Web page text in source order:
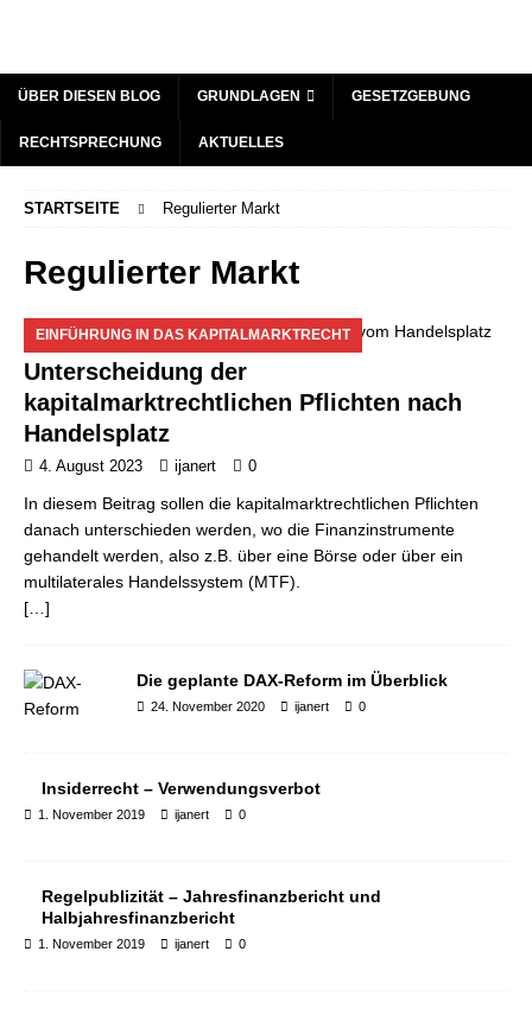
ÜBER DIESEN BLOG GRUNDLAGEN GESETZGEBUNG
RECHTSPRECHUNG AKTUELLES
STARTSEITE Regulierter Markt
Regulierter Markt
EINFÜHRUNG IN DAS KAPITALMARKTRECHT
Unterscheidung der
kapitalmarktrechtlichen Pflichten nach
Handelsplatz
4. August 2023 ijanert 0
In diesem Beitrag sollen die kapitalmarktrechtlichen Pflichten
danach unterschieden werden, wo die Finanzinstrumente
gehandelt werden, also z.B. über eine Börse oder über ein
multilaterales Handelssystem (MTF).
[…]
Die geplante DAX-Reform im Überblick
24. November 2020 ijanert 0
Insiderrecht – Verwendungsverbot
1. November 2019 ijanert 0
Regelpublizität – Jahresfinanzbericht und
Halbjahresfinanzbericht
1. November 2019 ijanert 0